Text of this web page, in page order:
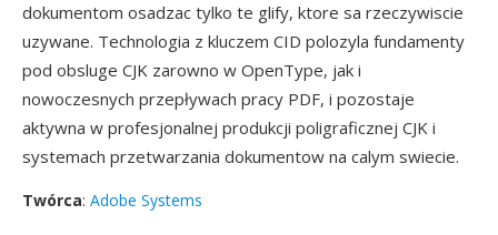
dokumentom osadzac tylko te glify, ktore sa rzeczywiscie
uzywane. Technologia z kluczem CID polozyla fundamenty
pod obsluge CJK zarowno w OpenType, jak i
nowoczesnych przepływach pracy PDF, i pozostaje
aktywna w profesjonalnej produkcji poligraficznej CJK i
systemach przetwarzania dokumentow na calym swiecie.
Twórca: Adobe Systems